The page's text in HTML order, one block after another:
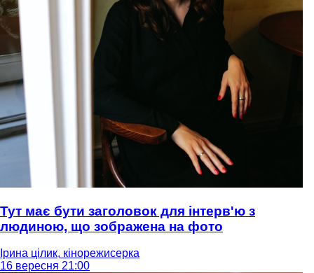
Тут має бути заголовок для інтерв'ю з
людиною, що зображена на фото
Ірина цілик, кінорежисерка
16 вересня 21:00